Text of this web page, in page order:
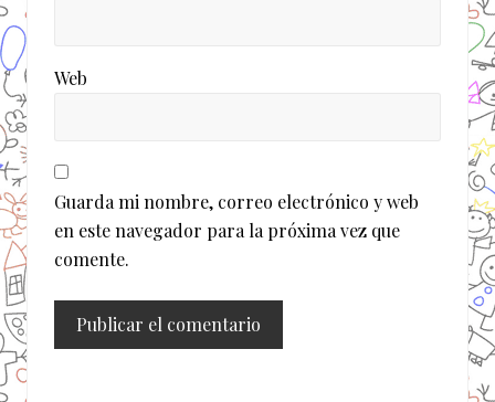
Web
Guarda mi nombre, correo electrónico y web
en este navegador para la próxima vez que
comente.